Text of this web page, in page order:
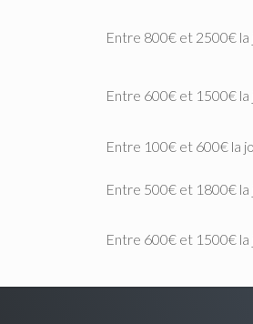
Entre 800€ et 2500€ la
Entre 600€ et 1500€ la
Entre 100€ et 600€ la
Entre 500€ et 1800€ la
Entre 600€ et 1500€ la